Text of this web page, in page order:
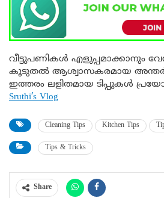
വീട്ടുപണികൾ എളുപ്പമാക്കാനും
കൂടുതൽ ആശ്വാസകരമായ
ഇത്തരം ലളിതമായ ടിപ്പുകൾ
Sruthi’s Vlog
Cleaning Tips Kitchen Tips
Tips & Tricks
Share